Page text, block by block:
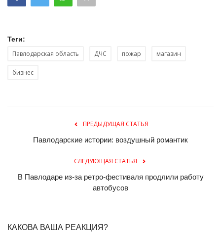
Теги:
Павлодарская область ДЧС пожар магазин
бизнес
ПРЕДЫДУЩАЯ СТАТЬЯ
Павлодарские истории: воздушный романтик
СЛЕДУЮЩАЯ СТАТЬЯ
В Павлодаре из-за ретро-фестиваля продлили работу
автобусов
КАКОВА ВАША РЕАКЦИЯ?